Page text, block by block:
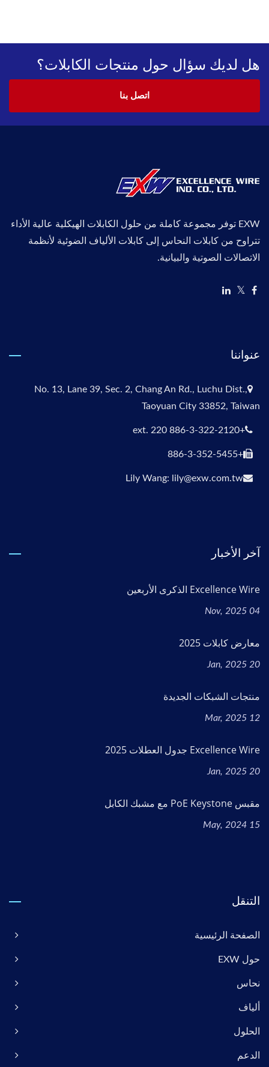
هل لديك سؤال حول منتجات الكابلات؟
اتصل بنا
EXW توفر مجموعة كاملة من حلول الكابلات الهيكلية عالية الأداء
تتراوح من كابلات النحاس إلى كابلات الألياف الضوئية لأنظمة
الاتصالات الصوتية والبيانية.
عنواننا
No. 13, Lane 39, Sec. 2, Chang An Rd., Luchu Dist.,
Taoyuan City 33852, Taiwan
+886-3-322-2120 ext. 220
+886-3-352-5455
Lily Wang: lily@exw.com.tw
آخر الأخبار
Excellence Wire الذكرى الأربعين
04 Nov, 2025
معارض كابلات 2025
20 Jan, 2025
منتجات الشبكات الجديدة
12 Mar, 2025
Excellence Wire جدول العطلات 2025
20 Jan, 2025
مقبس PoE Keystone مع مشبك الكابل
15 May, 2024
التنقل
الصفحة الرئيسية
حول EXW
نحاس
ألياف
الحلول
الدعم